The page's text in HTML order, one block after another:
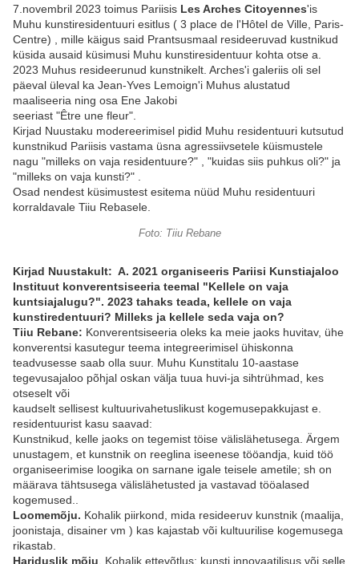
7.novembril 2023 toimus Pariisis Les Arches Citoyennes'is
Muhu kunstiresidentuuri esitlus ( 3 place de l'Hôtel de Ville, Paris-
Centre) , mille käigus said Prantsusmaal resideeruvad kustnikud
küsida ausaid küsimusi Muhu kunstiresidentuur kohta otse a.
2023 Muhus resideerunud kunstnikelt. Arches'i galeriis oli sel
päeval üleval ka Jean-Yves Lemoign'i Muhus alustatud
maaliseeria ning osa Ene Jakobi
seeriast "Être une fleur".
Kirjad Nuustaku modereerimisel pidid Muhu residentuuri kutsutud
kunstnikud Pariisis vastama üsna agressiivsetele küismustele
nagu "milleks on vaja residentuure?" , "kuidas siis puhkus oli?" ja
"milleks on vaja kunsti?" .
Osad nendest küsimustest esitema nüüd Muhu residentuuri
korraldavale Tiiu Rebasele.
Foto: Tiiu Rebane
Kirjad Nuustakult: A. 2021 organiseeris Pariisi Kunstiajaloo
Instituut konverentsiseeria teemal "Kellele on vaja
kuntsiajalugu?". 2023 tahaks teada, kellele on vaja
kunstiredentuuri? Milleks ja kellele seda vaja on?
Tiiu Rebane: Konverentsiseeria oleks ka meie jaoks huvitav, ühe
konverentsi kasutegur teema integreerimisel ühiskonna
teadvusesse saab olla suur. Muhu Kunstitalu 10-aastase
tegevusajaloo põhjal oskan välja tuua huvi-ja sihtrühmad, kes
otseselt või
kaudselt sellisest kultuurivahetuslikust kogemusepakkujast e.
residentuurist kasu saavad:
Kunstnikud, kelle jaoks on tegemist töise välislähetusega. Ärgem
unustagem, et kunstnik on reeglina iseenese tööandja, kuid töö
organiseerimise loogika on sarnane igale teisele ametile; sh on
määrava tähtsusega välislähetusted ja vastavad tööalased
kogemused.
Loomemõju. Kohalik piirkond, mida resideeruv kunstnik (maalija,
joonistaja, disainer vm ) kas kajastab või kultuurilise kogemusega
rikastab.
Hariduslik mõju . Kohalik ettevõtlus: kunsti innovaatilisus või selle